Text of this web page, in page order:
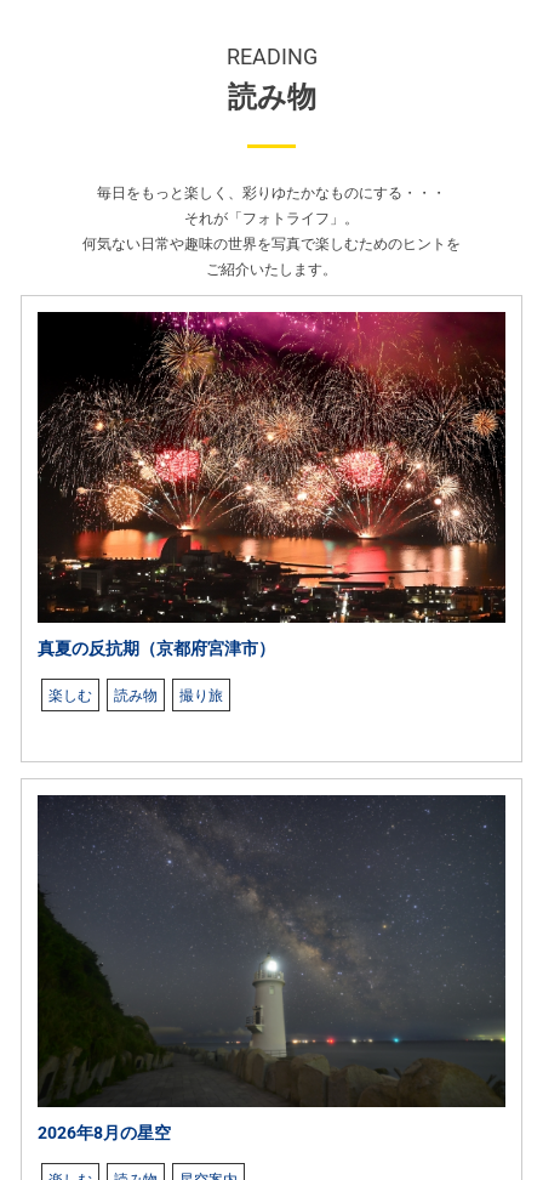
READING
読み物
毎日をもっと楽しく、彩りゆたかなものにする・・・
それが「フォトライフ」。
何気ない日常や趣味の世界を写真で楽しむためのヒントを
ご紹介いたします。
真夏の反抗期（京都府宮津市）
楽しむ 読み物 撮り旅
2026年8月の星空